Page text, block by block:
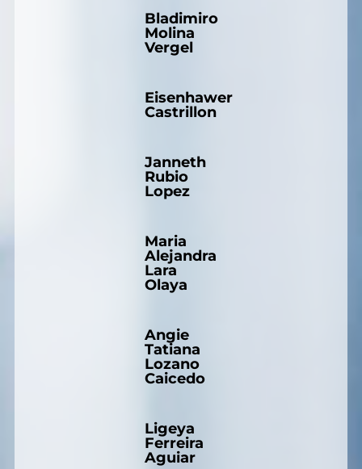
Bladimiro
Molina
Vergel
Eisenhawer
Castrillon
Janneth
Rubio
Lopez
Maria
Alejandra
Lara
Olaya
Angie
Tatiana
Lozano
Caicedo
Ligeya
Ferreira
Aguiar